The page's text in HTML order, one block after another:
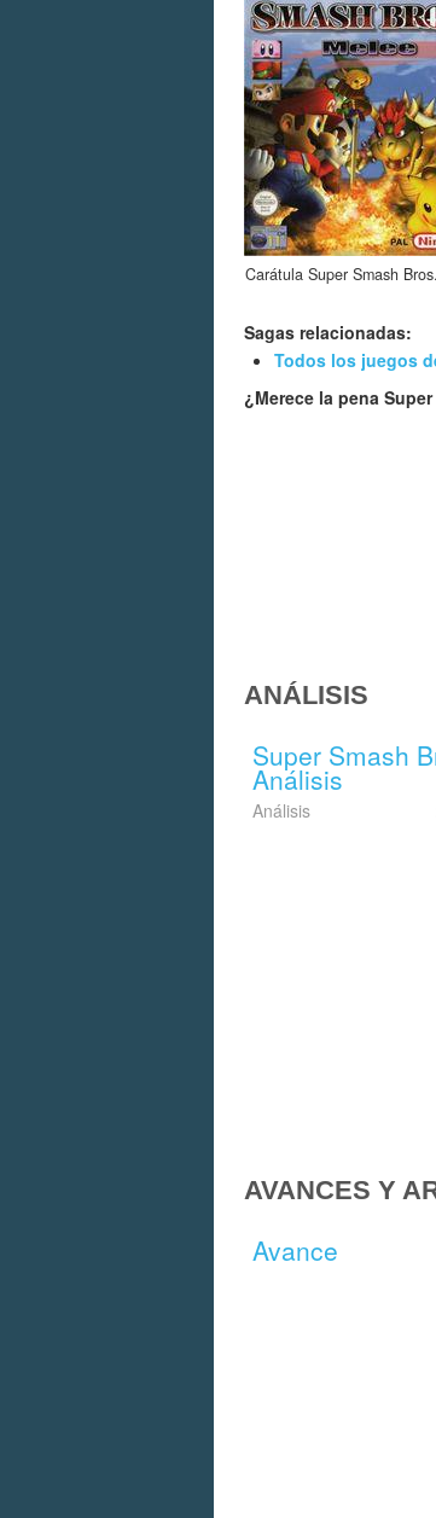
Carátula Super Smash
Sagas relacionadas:
Todos los juegos
¿Merece la pena
ANÁLISIS
Super Smash
Análisis
Análisis
AVANCES Y
Avance